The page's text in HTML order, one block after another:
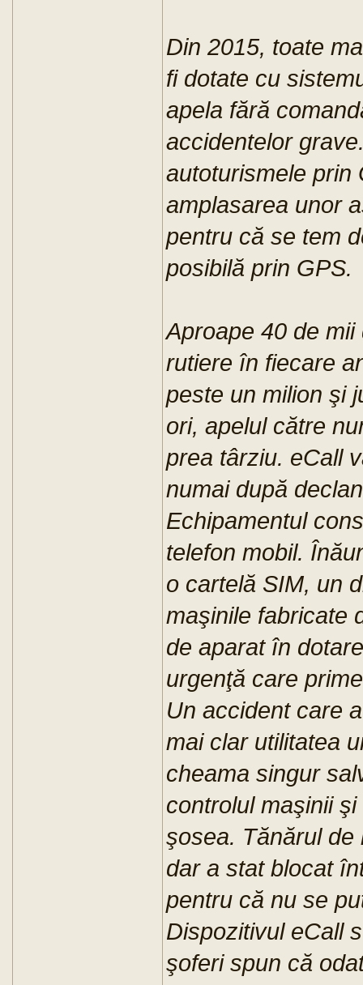
Din 2015, toate
fi dotate cu
apela fără
accidentelor
autoturismele prin
amplasarea unor
pentru că se tem
posibilă prin GPS.
Aproape 40 de
rutiere în fiecare
peste un milion şi
ori, apelul către
prea târziu. eCall
numai după
Echipamentul
telefon mobil.
o cartelă SIM, un
maşinile fabricate
de aparat în
urgenţă care
Un accident care
mai clar utilitatea
cheama singur
controlul maşinii
şosea. Tănărul de
dar a stat blocat
pentru că nu se
Dispozitivul eCall
şoferi spun că